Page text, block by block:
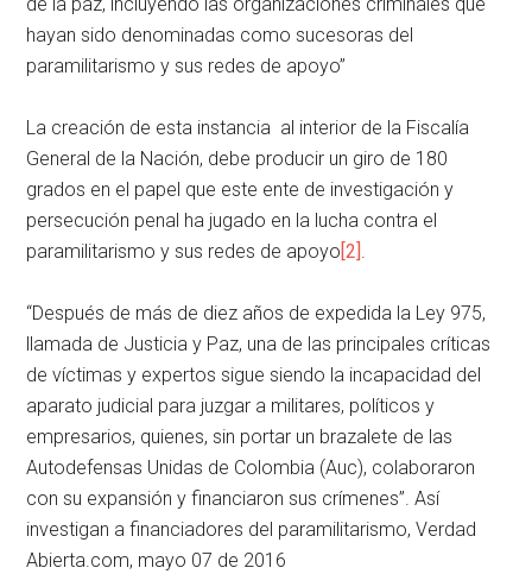
hayan sido denominadas como sucesoras del
paramilitarismo y sus redes de apoyo”
La creación de esta instancia al interior de la Fiscalía
General de la Nación, debe producir un giro de 180
grados en el papel que este ente de investigación y
persecución penal ha jugado en la lucha contra el
paramilitarismo y sus redes de apoyo[2].
“Después de más de diez años de expedida la Ley 975,
llamada de Justicia y Paz, una de las principales críticas
de víctimas y expertos sigue siendo la incapacidad del
aparato judicial para juzgar a militares, políticos y
empresarios, quienes, sin portar un brazalete de las
Autodefensas Unidas de Colombia (Auc), colaboraron
con su expansión y financiaron sus crímenes”. Así
investigan a financiadores del paramilitarismo, Verdad
Abierta.com, mayo 07 de 2016